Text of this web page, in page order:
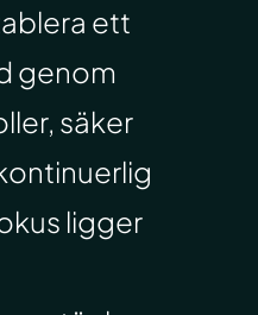
ett
genom
säker
ligger